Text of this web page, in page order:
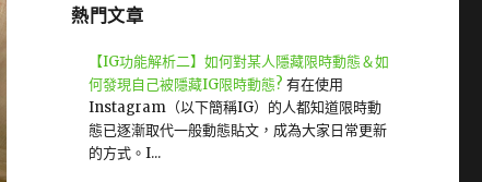
熱門文章
【IG功能解析二】如何對某人隱藏限時動態＆如
何發現自己被隱藏IG限時動態? 有在使用
Instagram（以下簡稱IG）的人都知道限時動
態已逐漸取代一般動態貼文，成為大家日常更新
的方式。I...